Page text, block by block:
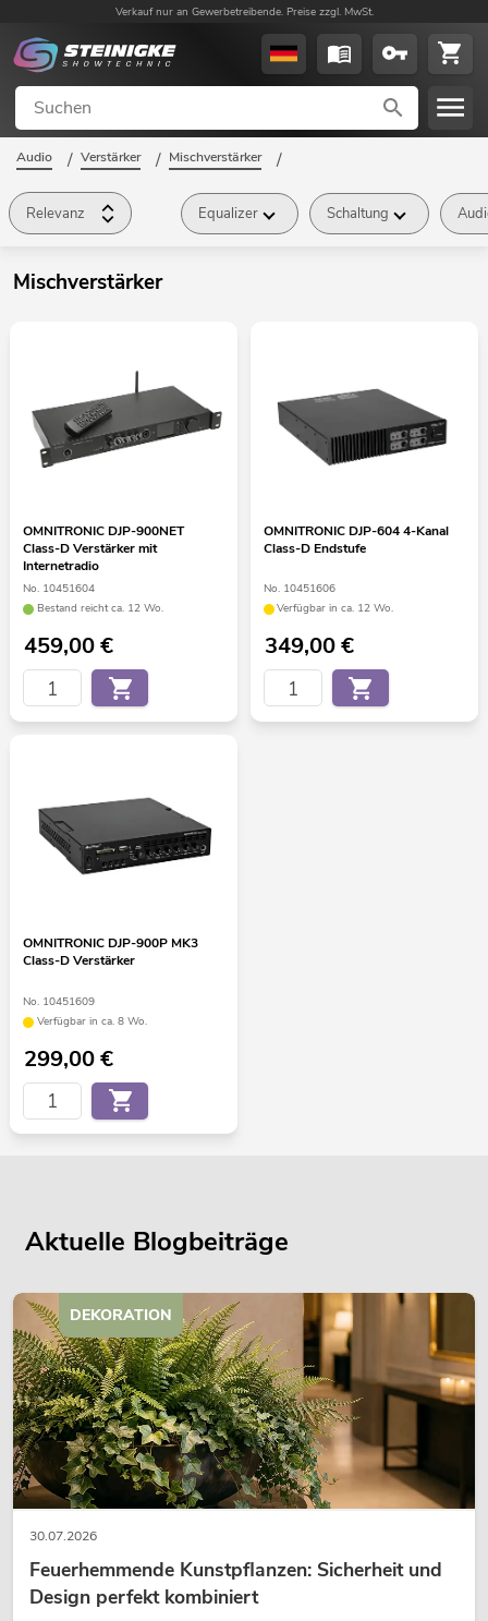
Verkauf nur an Gewerbetreibende. Preise zzgl. MwSt.
Audio / Verstärker / Mischverstärker /
Relevanz Equalizer Schaltung
Mischverstärker
OMNITRONIC DJP-900NET
Class-D Verstärker mit
Internetradio
No. 10451604
Bestand reicht ca. 12 Wo.
459,00€
OMNITRONIC DJP-604 4-Kanal
Class-D Endstufe
No. 10451606
Verfügbar in ca. 12 Wo.
349,00€
OMNITRONIC DJP-900P MK3
Class-D Verstärker
No. 10451609
Verfügbar in ca. 8 Wo.
299,00€
Aktuelle Blogbeiträge
30.07.2026
Feuerhemmende Kunstpflanzen: Sicherheit und
Design perfekt kombiniert
DEKORATION